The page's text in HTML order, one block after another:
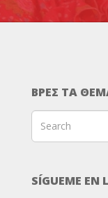
ΒΡΕΣ ΤΑ
SÍGUEME EN